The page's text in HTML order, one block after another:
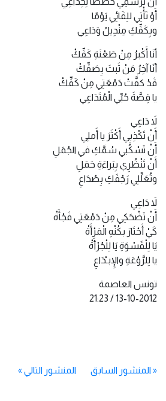
أَوْ تَأْتِي للِقَائِي يَوْمًا
وبِكَفِّكِ مِنْدِيلُ وَدَاعِي
أنَا أَكْبرُ مِنْ طَعْنَةِ كَفِّكْ
أنَا آخِرُ مَنْ ثَبتَ بِصَفِّكْ
قَدْ كفَّتْ دَمْعَتِي مِنْ كَفِّكْ
يا قِصَّةَ حُبِّي الْمُتَدَاعِي
لاَ دَاعِي
أَنْ تَكْذِبِي أَكْثَرَ يا أَملِي
أَنْ تَسْكُبي سُمَّكِ في الجُمَلِ
أَنْ تَنْظُرِي بِبَراءَةِ حَمَلِ
وتُعَلِّلِي رَجْفَكِ بِصُدَاعِ
لاَ دَاعِي
أَنْ تَضْحَكِي مِنْ دَمْعَتِي فَجْأَةْ
كَيْ أَحْتَارَ بكُنْهِ الْمَرْأَةْ
يَا لِلْقَسْوَةِ يَا لِلْجُرْأَةْ
يا لِلرَّوْعَةِ والإِبـْدَاعِ
تونس العاصمة
13-10-2012 / 21:23
«المنشور السابق المنشور التالي »